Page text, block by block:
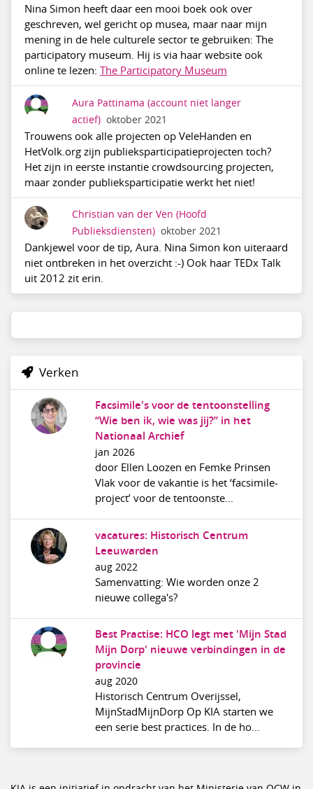
Nina Simon heeft daar een mooi boek ook over
geschreven, wel gericht op musea, maar naar mijn
mening in de hele culturele sector te gebruiken: The
participatory museum. Hij is via haar website ook
online te lezen: The Participatory Museum
Aura Pattinama (account niet langer
actief) oktober 2021
Trouwens ook alle projecten op VeleHanden en
HetVolk.org zijn publieksparticipatieprojecten toch?
Het zijn in eerste instantie crowdsourcing projecten,
maar zonder publieksparticipatie werkt het niet!
Christian van der Ven (Hoofd
Publieksdiensten) oktober 2021
Dankjewel voor de tip, Aura. Nina Simon kon uiteraard
niet ontbreken in het overzicht :-) Ook haar TEDx Talk
uit 2012 zit erin.
Verken
Facsimile's voor de tentoonstelling
“Wie ben ik, wie was jij?” in het
Nationaal Archief
jan 2026
door Ellen Loozen en Femke Prinsen
Vlak voor de vakantie is het ‘facsimile-
project’ voor de tentoonste...
vacatures: Historisch Centrum
Leeuwarden
aug 2022
Samenvatting: Wie worden onze 2
nieuwe collega's?
Best Practise: HCO legt met 'Mijn Stad
Mijn Dorp' nieuwe verbindingen in de
provincie
aug 2020
Historisch Centrum Overijssel,
MijnStadMijnDorp Op KIA starten we
een serie best practices. In de ho...